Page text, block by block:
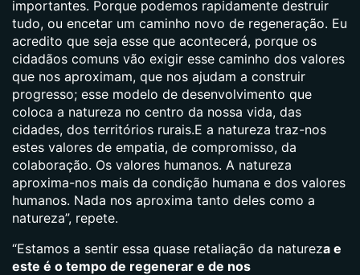
importantes. Porque podemos rapidamente destruir
tudo, ou encetar um caminho novo de regeneração. Eu
acredito que seja esse que acontecerá, porque os
cidadãos comuns vão exigir esse caminho dos valores
que nos aproximam, que nos ajudam a construir
progresso; esse modelo de desenvolvimento que
coloca a natureza no centro da nossa vida, das
cidades, dos territórios rurais.E a natureza traz-nos
estes valores de empatia, de compromisso, da
colaboração. Os valores humanos. A natureza
aproxima-nos mais da condição humana e dos valores
humanos. Nada nos aproxima tanto deles como a
natureza”, repete.
“Estamos a sentir essa quase retaliação da natureza e
este é o tempo de regenerar e de nos